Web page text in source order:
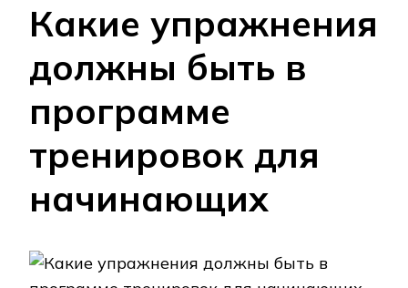
Какие упражнения
должны быть в
программе
тренировок для
начинающих